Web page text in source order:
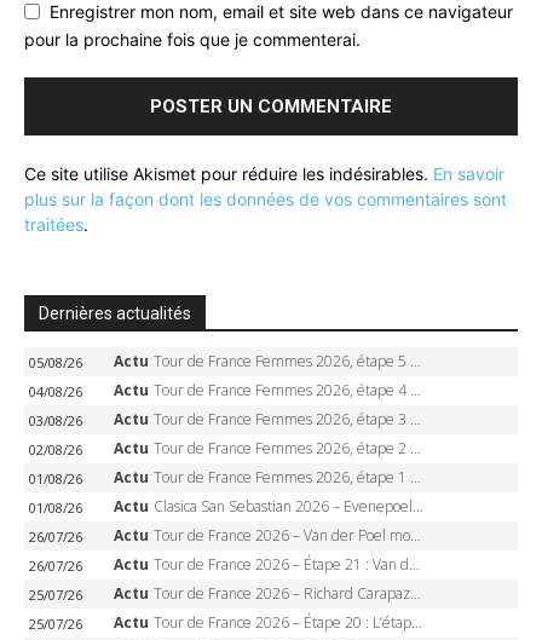
Enregistrer mon nom, email et site web dans ce navigateur
pour la prochaine fois que je commenterai.
Ce site utilise Akismet pour réduire les indésirables. En savoir
plus sur la façon dont les données de vos commentaires sont
traitées.
Dernières actualités
05/08/26 Actu Tour de France Femmes 2026, étape 5 – Demi Vollering gagne à Belleville, Reusser en jaune, Ferrand-Prévot coule
04/08/26 Actu Tour de France Femmes 2026, étape 4 – Marlen Reusser écrase le chrono, Ferrand-Prévot en crise
03/08/26 Actu Tour de France Femmes 2026, étape 3 – Sigrid Haugset en solitaire, 88 km d’échappée, maillot jaune
02/08/26 Actu Tour de France Femmes 2026, étape 2 – Lorena Wiebes doublé à Genève, Markus héroïque, 7e record
01/08/26 Actu Tour de France Femmes 2026, étape 1 – Lorena Wiebes intouchable à Lausanne, premier maillot jaune
01/08/26 Actu Clasica San Sebastian 2026 – Evenepoel recordman, 4e victoire, Carapaz battu au sprint
26/07/26 Actu Tour de France 2026 – Van der Poel monumental à Paris, Pogacar égale le record des cinq sacres
26/07/26 Actu Tour de France 2026 – Étape 21 : Van der Poel, Pogacar, qui succédera à Wout van Aert sur les Champs-Elysées ?
25/07/26 Actu Tour de France 2026 – Richard Carapaz roi des Alpes, doublé et maillot à pois, Seixas perd le podium
25/07/26 Actu Tour de France 2026 – Étape 20 : L’étape reine, Galibier, Sarenne, Alpe d’Huez, qui succédera à Pogacar ?